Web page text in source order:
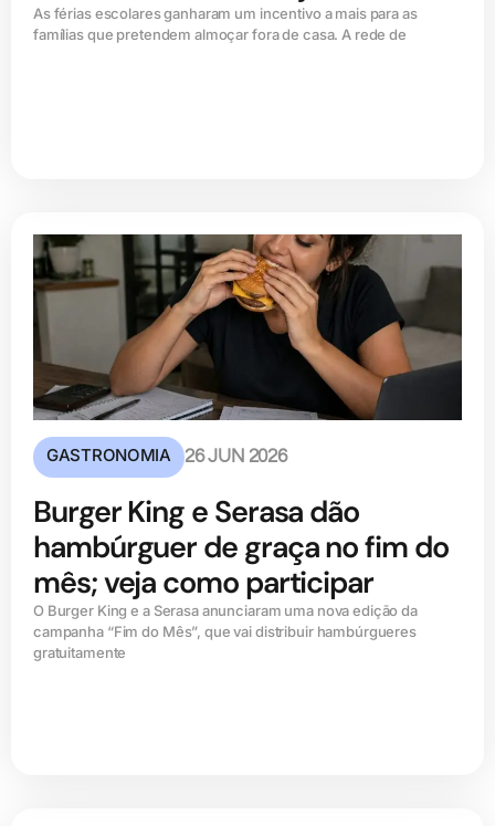
As férias escolares ganharam um incentivo a mais para as
famílias que pretendem almoçar fora de casa. A rede de
GASTRONOMIA 26 JUN 2026
Burger King e Serasa dão
hambúrguer de graça no fim do
mês; veja como participar
O Burger King e a Serasa anunciaram uma nova edição da
campanha “Fim do Mês”, que vai distribuir hambúrgueres
gratuitamente